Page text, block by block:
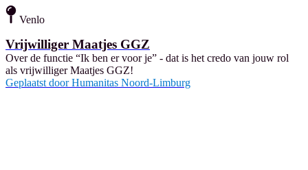
Venlo
Vrijwilliger Maatjes GGZ
Over de functie “Ik ben er voor je” - dat is het credo van jouw rol
als vrijwilliger Maatjes GGZ!
Geplaatst door Humanitas Noord-Limburg